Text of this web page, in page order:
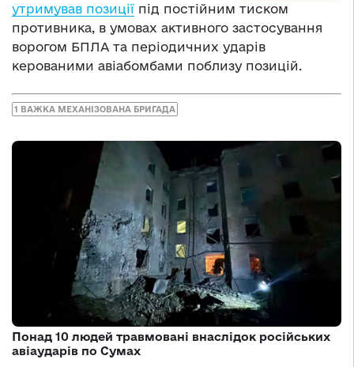
утримував позиції під постійним тиском
противника, в умовах активного застосування
ворогом БПЛА та періодичних ударів
керованими авіабомбами поблизу позицій.
1 ВАЖКА МЕХАНІЗОВАНА БРИГАДА
Понад 10 людей травмовані внаслідок російських
авіаударів по Сумах